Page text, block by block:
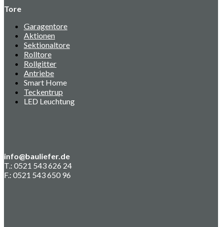
Tore
Garagentore
Aktionen
Sektionaltore
Rolltore
Rollgitter
Antriebe
Smart Home
Teckentrup
LED Leuchtung
info@bauliefer.de
T.: 0521 543 626 24
F.: 0521 543 650 96